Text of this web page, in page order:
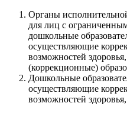
Органы
для лиц с
дошкольные
осуществляющие
возможностей
(коррекционные)
Дошкольные
осуществляющие
возможностей